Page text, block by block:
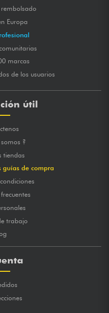
Europa
marcas
de los usuarios
útil
?
tiendas
guías de compra
trabajo